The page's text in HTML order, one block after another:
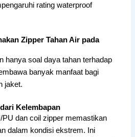
rating waterproof
Zipper Tahan Air pada
hanya soal daya tahan terhadap
banyak manfaat bagi
jaket.
Kelembapan
PU dan coil zipper memastikan
dalam kondisi ekstrem. Ini